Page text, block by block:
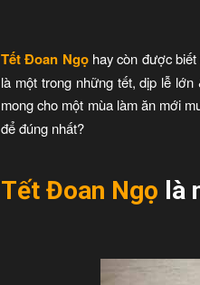
Tết Đoan Ngọ hay còn được
là một trong những tết, dịp lễ
mong cho một mùa làm ăn mới
để đúng nhất?
Tết Đoan Ngọ là